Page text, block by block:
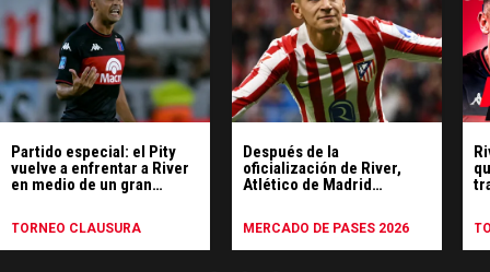
Partido especial: el Pity
vuelve a enfrentar a River
en medio de un gran
TORNEO CLAUSURA
Después de la
oficialización de River,
Atlético de Madrid
MERCADO DE PASES 2026